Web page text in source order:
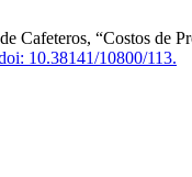
Cafeteros, “Costos de
10.38141/10800/113.